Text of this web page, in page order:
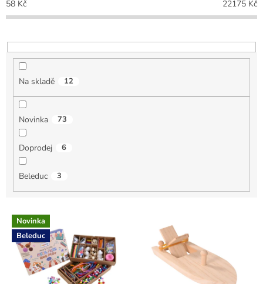
d
k
t
58 Kč 22175 Kč
Na skladě 12
Novinka 73
Doprodej 6
Beleduc 3
V
p
Novinka
Beleduc